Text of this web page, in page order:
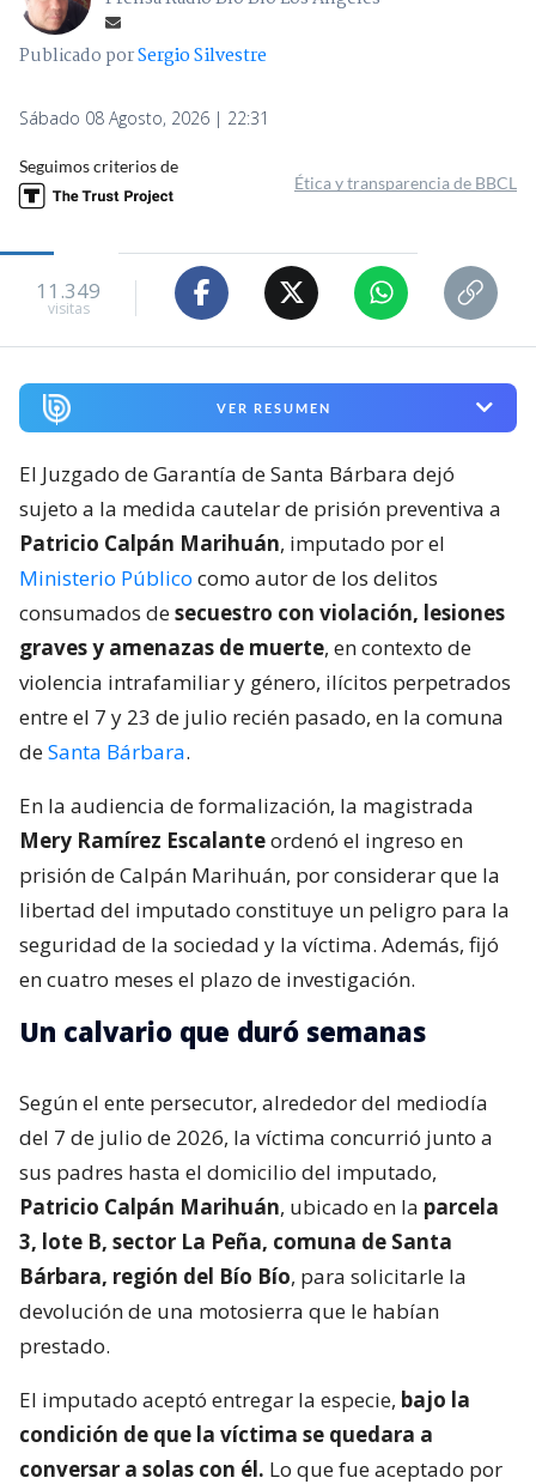
Publicado porSergio Silvestre
Sábado 08 Agosto, 2026 | 22:31
Seguimos criterios de
Ética y transparencia de BBCL
11.349
visitas
VER RESUMEN
El Juzgado de Garantía de Santa Bárbara dejó
sujeto a la medida cautelar de prisión preventiva a
Patricio Calpán Marihuán, imputado por el
Ministerio Público como autor de los delitos
consumados desecuestro con violación, lesiones
graves y amenazas de muerte, en contexto de
violencia intrafamiliar y género, ilícitos perpetrados
entre el 7 y 23 de julio recién pasado, en la comuna
deSanta Bárbara.
En la audiencia de formalización, la magistrada
Mery Ramírez Escalanteordenó el ingreso en
prisión de Calpán Marihuán, por considerar que la
libertad del imputado constituye un peligro para la
seguridad de la sociedad y la víctima. Además, fijó
en cuatro meses el plazo de investigación.
Un calvario que duró semanas
Según el ente persecutor, alrededor del mediodía
del 7 de julio de 2026, la víctima concurrió junto a
sus padres hasta el domicilio del imputado,
Patricio Calpán Marihuán, ubicado en la parcela
3, lote B, sector La Peña, comuna de Santa
Bárbara, región del Bío Bío, para solicitarle la
devolución de una motosierra que le habían
prestado.
El imputado aceptó entregar la especie, bajo la
condición de que la víctima se quedara a
conversar a solas con él. Lo que fue aceptado por